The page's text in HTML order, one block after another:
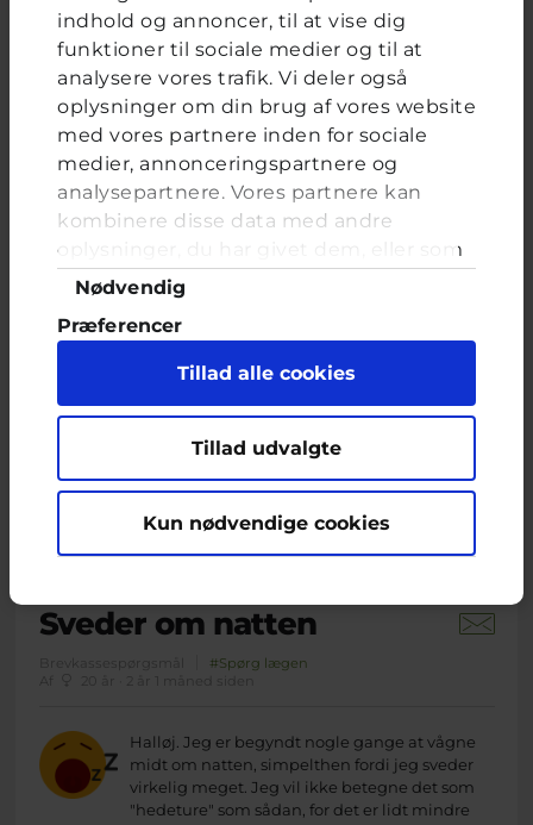
indhold og annoncer, til at vise dig
funktioner til sociale medier og til at
analysere vores trafik. Vi deler også
oplysninger om din brug af vores website
med vores partnere inden for sociale
medier, annonceringspartnere og
analysepartnere. Vores partnere kan
kombinere disse data med andre
oplysninger, du har givet dem, eller som
de har indsamlet fra din brug af deres
tjenester. Du samtykker til vores cookies,
hvis du fortsætter med at anvende vores
hjemmeside.
Samtykkevalg
Nødvendig
Præferencer
Marketing
Tillad alle cookies
Tillad udvalgte
Kun nødvendige cookies
FORRIGE NÆSTE
Kløe
Brevkassespørgsmål
#Spørg lægen
Af T
seneste par måneder har oplevet en kriblende
kroppen. Det føles som om, der kravler noget
på mig, men jeg kan ikke se noget og følelsen
fortsætter selvom jeg klør. Det er oftest værst i
mellem benene omkring skeden...
spørgsmål
Sveder om natten
Brevkassespørgsmål
#Spørg lægen
Af
20 år · 2 år 1 måned siden
Halløj. Jeg er begyndt nogle gange at vågne
midt om natten, simpelthen fordi jeg sveder
virkelig meget. Jeg vil ikke betegne det som
"hedeture" som sådan, for det er lidt mindre